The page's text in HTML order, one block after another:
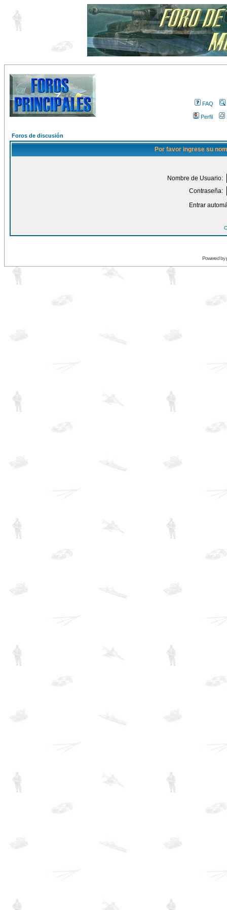
FAQ
Perfil
Foros de discusión
Por favor ingrese su
Nombre de Usuario:
Contraseña:
Entrar
Powered by